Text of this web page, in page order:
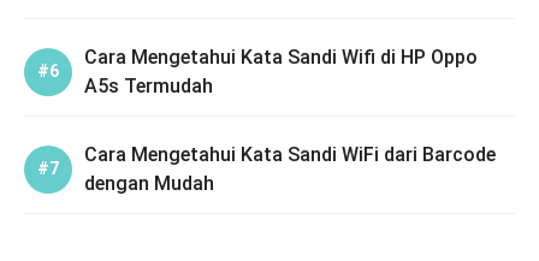
Cara Mengetahui Kata Sandi Wifi di HP Oppo
A5s Termudah
Cara Mengetahui Kata Sandi WiFi dari Barcode
dengan Mudah